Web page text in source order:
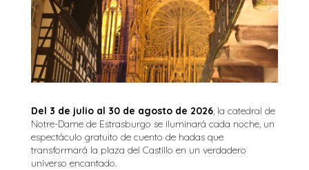
Del 3 de julio al 30 de agosto de 2026, la catedral de
Notre-Dame de Estrasburgo se iluminará cada noche, un
espectáculo gratuito de cuento de hadas que
transformará la plaza del Castillo en un verdadero
universo encantado.